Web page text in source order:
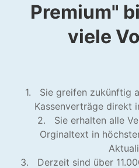
Premium"
viele
1. Sie greifen zukünftig
Kassenverträge direkt
2. Sie erhalten alle
Orginaltext in
3. Derzeit sind über